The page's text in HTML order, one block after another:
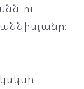
ու